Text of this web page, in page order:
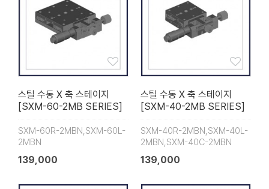
스틸 수동 X 축 스테이지
[SXM-60-2MB SERIES]
SXM-60R-2MBN,SXM-60L-
2MBN
139,000
스틸 수동 X 축 스테이지
[SXM-40-2MB SERIES]
SXM-40R-2MBN,SXM-40L-
2MBN,SXM-40C-2MBN
139,000